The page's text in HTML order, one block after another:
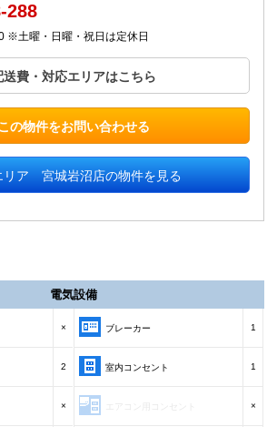
288
※土曜・日曜・祝日は定休日
送費・対応エリアはこちら
の物件をお問い合わせる
リア 宮城岩沼店の物件を見る
電気設備
× ブレーカー 1
2 室内コンセント 1
× ×